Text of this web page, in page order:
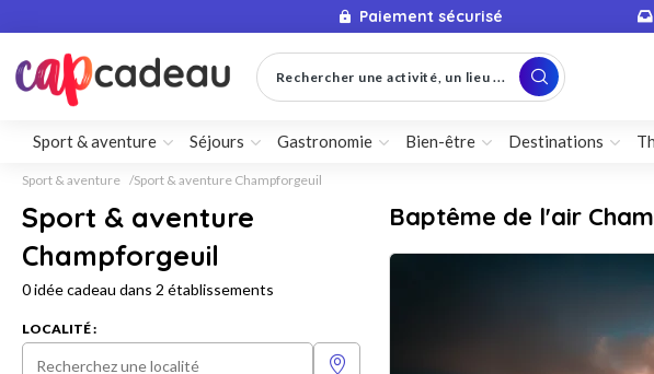
Paiement sécurisé
Rechercher une activité, un lieu ...
Sport & aventure Séjours Gastronomie Bien-être Destinations
Sport & aventure Sport & aventure Champforgeuil
Sport & aventure
Champforgeuil
0 idée cadeau dans 2 établissements
LOCALITÉ :
Baptême de l'air